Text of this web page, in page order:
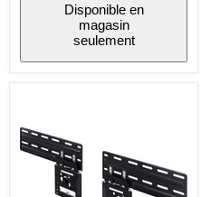
Disponible en
magasin
seulement